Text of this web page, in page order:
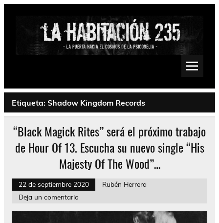
Saltar
Psychedelic, Stoner, Doom, Sludge, Fuzz, Space, Drone
Etiqueta: Shadow Kingdom Records
“Black Magick Rites” será el próximo trabajo
de Hour Of 13. Escucha su nuevo single “His
Majesty Of The Wood”…
22 de septiembre 2020
Rubén Herrera
Deja un comentario